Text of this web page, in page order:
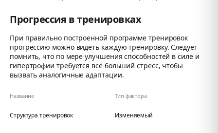
Прогрессия в тренировках
При правильно построенной программе тренировок
прогрессию можно видеть каждую тренировку. Следует
помнить, что по мере улучшения способностей в силе и
гипертрофии требуется всё больший стресс, чтобы
вызвать аналогичные адаптации.
Название Тип фактора
Структура тренировок Изменяемый